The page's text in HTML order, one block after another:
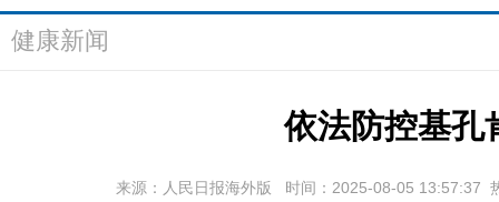
健康新闻
依法防控基孔
来源：人民日报海外版 时间：2025-08-05 13:57:37